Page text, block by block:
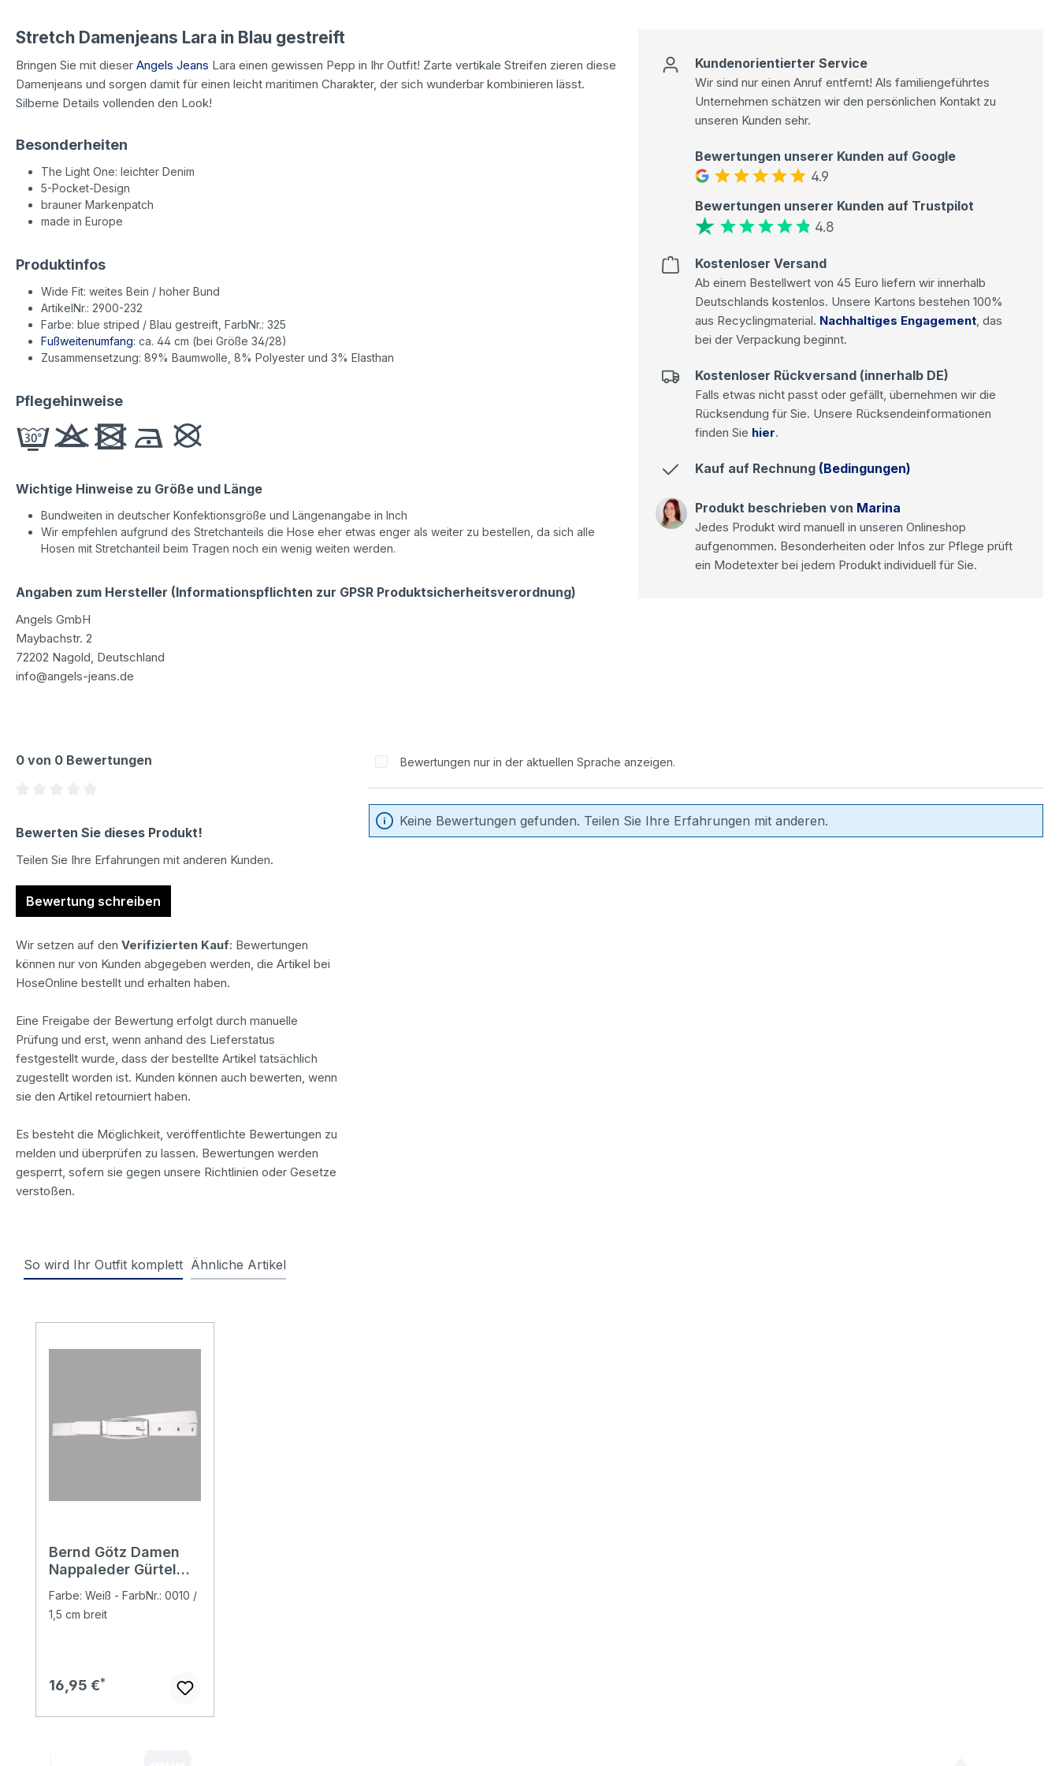
Stretch Damenjeans Lara in Blau gestreift
Bringen Sie mit dieser Angels Jeans Lara einen gewissen Pepp in Ihr Outfit! Zarte vertikale Streifen zieren diese
Damenjeans und sorgen damit für einen leicht maritimen Charakter, der sich wunderbar kombinieren lässt.
Silberne Details vollenden den Look!
Besonderheiten
The Light One: leichter Denim
5-Pocket-Design
brauner Markenpatch
made in Europe
Produktinfos
Wide Fit: weites Bein / hoher Bund
ArtikelNr.: 2900-232
Farbe: blue striped / Blau gestreift, FarbNr.: 325
Fußweitenumfang: ca. 44 cm (bei Größe 34/28)
Zusammensetzung: 89% Baumwolle, 8% Polyester und 3% Elasthan
Pflegehinweise
Wichtige Hinweise zu Größe und Länge
Bundweiten in deutscher Konfektionsgröße und Längenangabe in Inch
Wir empfehlen aufgrund des Stretchanteils die Hose eher etwas enger als weiter zu bestellen, da sich alle
Hosen mit Stretchanteil beim Tragen noch ein wenig weiten werden.
Angaben zum Hersteller (Informationspflichten zur GPSR Produktsicherheitsverordnung)
Angels GmbH
Maybachstr. 2
72202 Nagold, Deutschland
info@angels-jeans.de
Kundenorientierter Service
Wir sind nur einen Anruf entfernt! Als familiengeführtes
Unternehmen schätzen wir den persönlichen Kontakt zu
unseren Kunden sehr.
Bewertungen unserer Kunden auf Google
4.9
Bewertungen unserer Kunden auf Trustpilot
4.8
Kostenloser Versand
Ab einem Bestellwert von 45 Euro liefern wir innerhalb
Deutschlands kostenlos. Unsere Kartons bestehen 100%
aus Recyclingmaterial. Nachhaltiges Engagement, das
bei der Verpackung beginnt.
Kostenloser Rückversand (innerhalb DE)
Falls etwas nicht passt oder gefällt, übernehmen wir die
Rücksendung für Sie. Unsere Rücksendeinformationen
finden Sie hier.
Kauf auf Rechnung (Bedingungen)
Produkt beschrieben von Marina
Jedes Produkt wird manuell in unseren Onlineshop
aufgenommen. Besonderheiten oder Infos zur Pflege prüft
ein Modetexter bei jedem Produkt individuell für Sie.
0 von 0 Bewertungen
Bewerten Sie dieses Produkt!
Teilen Sie Ihre Erfahrungen mit anderen Kunden.
Bewertung schreiben
Wir setzen auf den Verifizierten Kauf: Bewertungen
können nur von Kunden abgegeben werden, die Artikel bei
HoseOnline bestellt und erhalten haben.
Eine Freigabe der Bewertung erfolgt durch manuelle
Prüfung und erst, wenn anhand des Lieferstatus
festgestellt wurde, dass der bestellte Artikel tatsächlich
zugestellt worden ist. Kunden können auch bewerten, wenn
sie den Artikel retourniert haben.
Es besteht die Möglichkeit, veröffentlichte Bewertungen zu
melden und überprüfen zu lassen. Bewertungen werden
gesperrt, sofern sie gegen unsere Richtlinien oder Gesetze
verstoßen.
Bewertungen nur in der aktuellen Sprache anzeigen.
Keine Bewertungen gefunden. Teilen Sie Ihre Erfahrungen mit anderen.
So wird Ihr Outfit komplett Ähnliche Artikel
Bernd Götz Damen
Nappaleder Gürtel
Farbe: Weiß - FarbNr.: 0010 /
1,5 cm breit
Regulärer Preis:
16,95 €